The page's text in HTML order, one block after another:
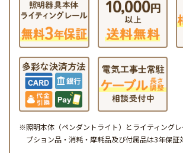
※照明本体（ペンダントライト）とライティング
プション品・消耗・摩耗品及び付属品は3年保証